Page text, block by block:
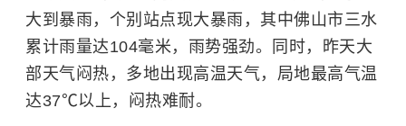
大到暴雨，个别站点现大暴雨，其中佛山市三水
累计雨量达104毫米，雨势强劲。同时，昨天大
部天气闷热，多地出现高温天气，局地最高气温
达37℃以上，闷热难耐。